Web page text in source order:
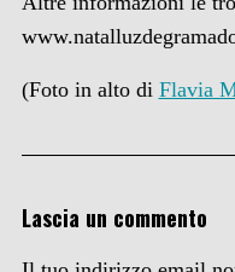
(Foto in alto di Flavia
Lascia un commento